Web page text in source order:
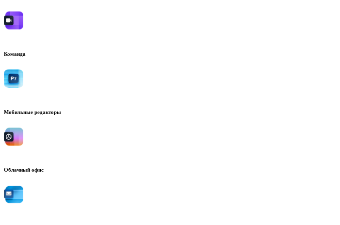
Команда
Мобильные редакторы
Облачный офис